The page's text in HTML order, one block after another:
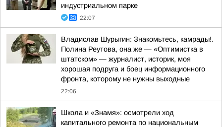
индустриальном парке
22:07
Владислав Шурыгин: Знакомьтесь, камрады!.
Полина Реутова, она же — «Оптимистка в
штатском» — журналист, историк, моя
хорошая подруга и боец информационного
фронта, которому не нужны выходные
22:06
Школа и «Знамя»: осмотрели ход
капитального ремонта по национальным